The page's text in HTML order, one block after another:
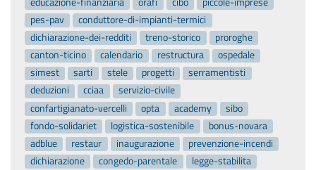
pes-pav
conduttore-di-impianti-termici
dichiarazione-dei-redditi
treno-storico
proroghe
canton-ticino
calendario restructura
ospedale
simest
sarti stele progetti
serramentisti
deduzioni
cciaa
servizio-civile
confartigianato-vercelli
opta academy
sibo
fondo-solidariet
logistica-sostenibile
bonus-novara
adblue
restaur inaugurazione
prevenzione-incendi
dichiarazione
congedo-parentale
legge-stabilita